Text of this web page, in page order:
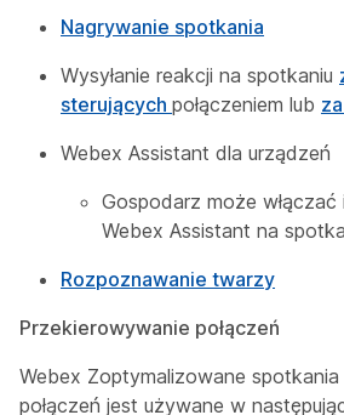
Nagrywanie spotkania
Wysyłanie reakcji na spotkaniu
sterujących połączeniem lub
Webex Assistant dla urządzeń
Gospodarz może włączać
Webex Assistant na
Rozpoznawanie twarzy
Przekierowywanie połączeń
Webex Zoptymalizowane
połączeń jest używane w